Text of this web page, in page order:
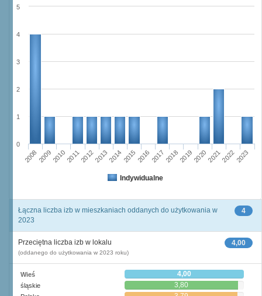
Indywidualne
2008200920102011201220132014201520162017201820192020202120222023
0
1
2
3
4
5
4
Łączna liczba izb w mieszkaniach oddanych do użytkowania w
2023
4,00
Przeciętna liczba izb w lokalu
(oddanego do użytkowania w 2023 roku)
Wieś 4,00
śląskie 3,80